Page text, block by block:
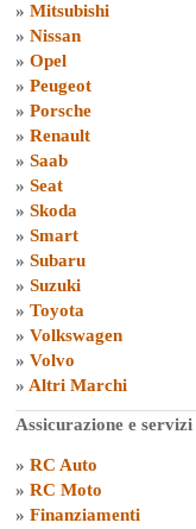
» Mitsubishi
» Nissan
» Opel
» Peugeot
» Porsche
» Renault
» Saab
» Seat
» Skoda
» Smart
» Subaru
» Suzuki
» Toyota
» Volkswagen
» Volvo
» Altri Marchi
Assicurazione e servizi
» RC Auto
» RC Moto
» Finanziamenti